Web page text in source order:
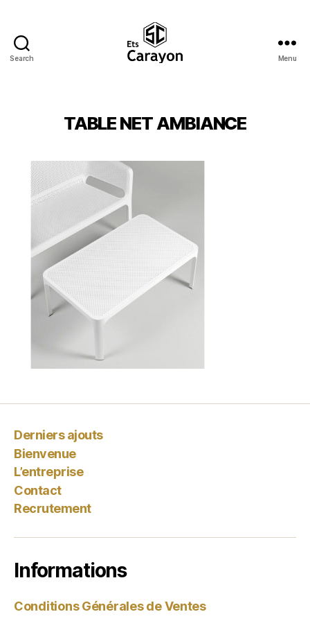
Search Menu
TABLE NET AMBIANCE
Derniers ajouts
Bienvenue
L’entreprise
Contact
Recrutement
Informations
Conditions Générales de Ventes